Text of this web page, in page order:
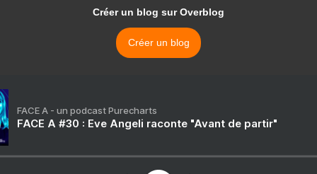
Créer un blog sur Overblog
Créer un blog
FACE A - un podcast Purecharts
FACE A #30 : Eve Angeli raconte "Avant de partir"